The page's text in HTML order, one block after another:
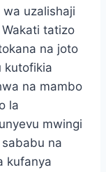
uzalishaji
tatizo
na joto
kutofikia
na mambo
la
mwingi
na
kufanya